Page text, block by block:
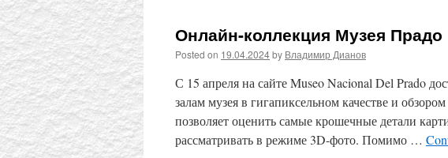
Онлайн-коллекция Музея Прадо
Posted on 19.04.2024by Владимир Дианов
С 15 апреля на сайте Museo Nacional Del Prado
залам музея в гигапиксельном качестве и
позволяет оценить самые крошечные детали
рассматривать в режиме 3D-фото. Помимо …